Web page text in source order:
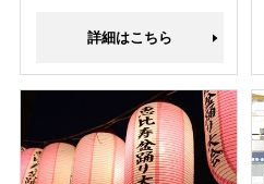
詳細はこちら